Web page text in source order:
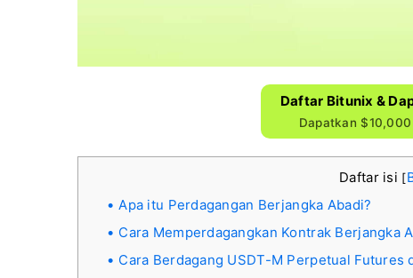
Daftar Bitunix &
Dapatkan
Daftar isi [
Apa itu Perdagangan Berjangka Abadi?
Cara Memperdagangkan Kontrak Berjangka
Cara Berdagang USDT-M Perpetual Futures